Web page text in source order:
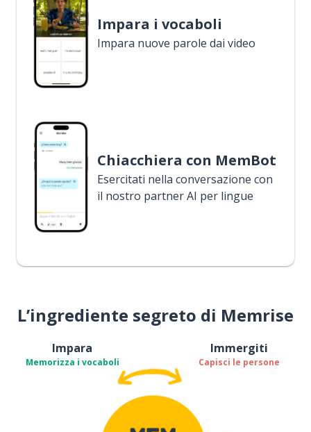
Impara i vocaboli
Impara nuove parole dai video
Chiacchiera con MemBot
Esercitati nella conversazione con
il nostro partner AI per lingue
L’ingrediente segreto di Memrise
Impara
Memorizza i vocaboli
Immergiti
Capisci le persone